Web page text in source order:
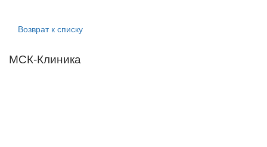
Возврат к списку
МСК-Клиника